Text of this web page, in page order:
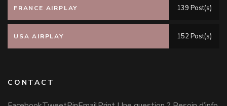
FRANCE AIRPLAY 139 Post(s)
USA AIRPLAY 152 Post(s)
CONTACT